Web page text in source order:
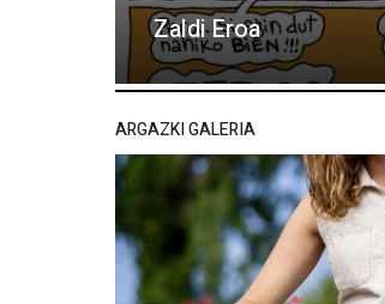
Zaldi Eroa
ARGAZKI GALERIA